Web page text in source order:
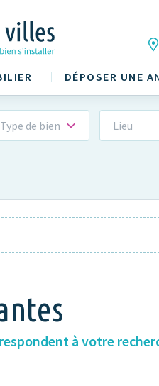
DÉPOSER UNE
Type de bien Lieu
à votre